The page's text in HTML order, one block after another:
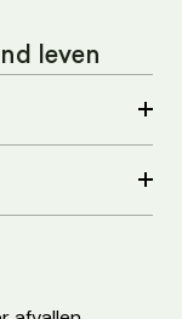
leven